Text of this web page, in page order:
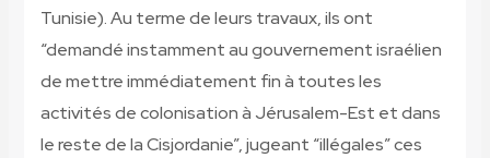
Tunisie). Au terme de leurs travaux, ils ont
“demandé instamment au gouvernement israélien
de mettre immédiatement fin à toutes les
activités de colonisation à Jérusalem-Est et dans
le reste de la Cisjordanie”, jugeant “illégales” ces